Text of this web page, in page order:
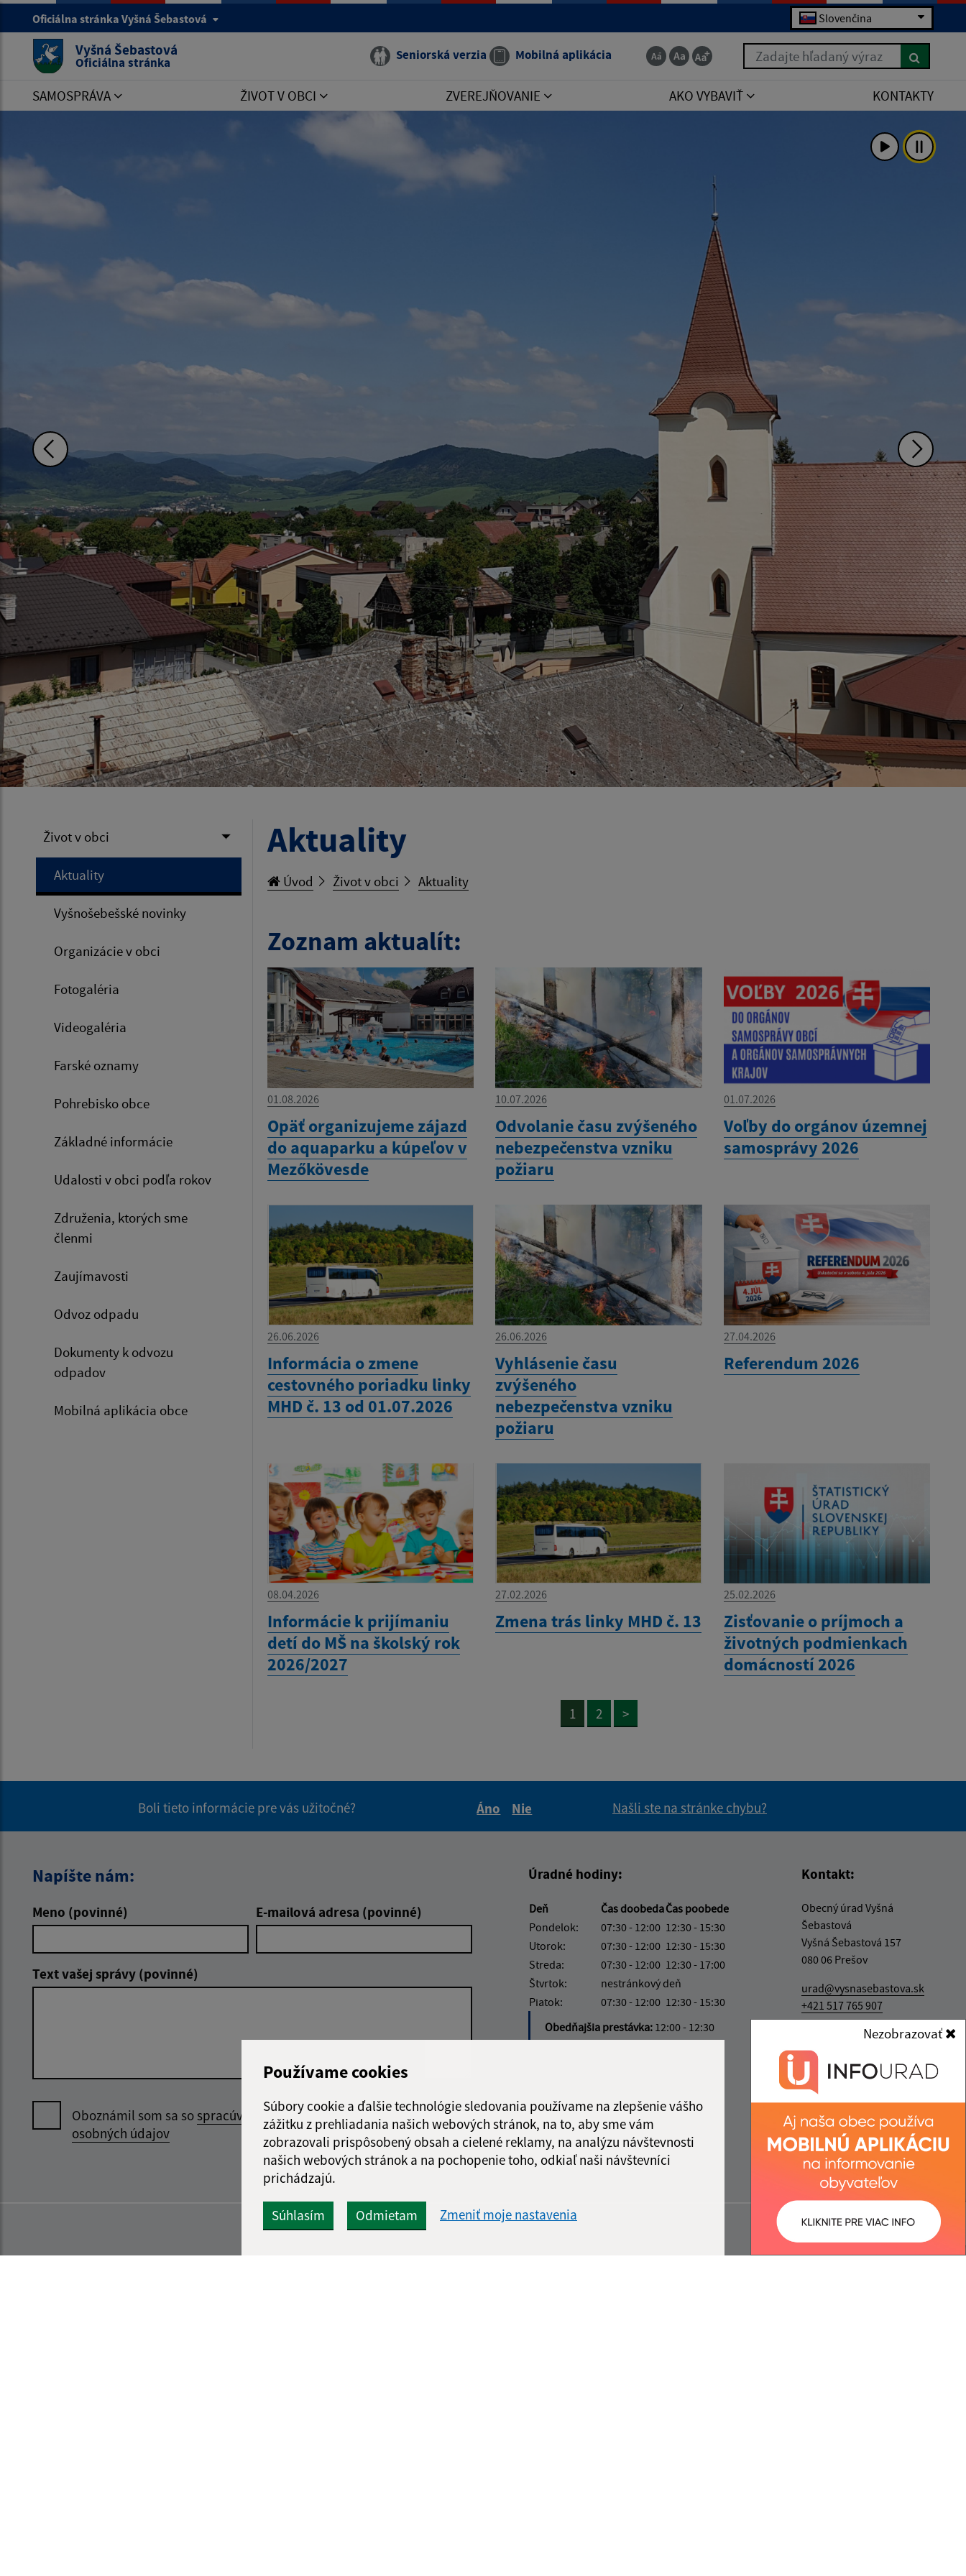
Používame cookies
Súbory cookie a ďalšie technológie sledovania používame na zlepšenie vášho
zážitku z prehliadania našich webových stránok, na to, aby sme vám
zobrazovali prispôsobený obsah a cielené reklamy, na analýzu návštevnosti
našich webových stránok a na pochopenie toho, odkiaľ naši návštevníci
prichádzajú.
Súhlasím Odmietam Zmeniť moje nastavenia
Nezobrazovať
Oficiálna stránka Vyšná Šebastová Slovenčina
Vyšná Šebastová
Oficiálna stránka Seniorská verzia Mobilná aplikácia Zadajte hľadaný výraz
SAMOSPRÁVA ŽIVOT V OBCI ZVEREJŇOVANIE AKO VYBAVIŤ KONTAKTY
Život v obci
Aktuality
Vyšnošebešské novinky
Organizácie v obci
Fotogaléria
Videogaléria
Farské oznamy
Pohrebisko obce
Základné informácie
Udalosti v obci podľa rokov
Združenia, ktorých sme
členmi
Zaujímavosti
Odvoz odpadu
Dokumenty k odvozu
odpadov
Mobilná aplikácia obce
Aktuality
Úvod Život v obci Aktuality
Zoznam aktualít:
01.08.2026
Opäť organizujeme zájazd
do aquaparku a kúpeľov v
Mezőkövesde
10.07.2026
Odvolanie času zvýšeného
nebezpečenstva vzniku
požiaru
01.07.2026
Voľby do orgánov územnej
samosprávy 2026
26.06.2026
Informácia o zmene
cestovného poriadku linky
MHD č. 13 od 01.07.2026
26.06.2026
Vyhlásenie času
zvýšeného
nebezpečenstva vzniku
požiaru
27.04.2026
Referendum 2026
08.04.2026
Informácie k prijímaniu
detí do MŠ na školský rok
2026/2027
27.02.2026
Zmena trás linky MHD č. 13
25.02.2026
Zisťovanie o príjmoch a
životných podmienkach
domácností 2026
1 2 >
Boli tieto informácie pre vás užitočné?
Áno
Nie
Našli ste na stránke chybu?
Napíšte nám:
Meno (povinné) E-mailová adresa (povinné)
Text vašej správy (povinné)
Oboznámil som sa sospracúvaním
osobných údajov
Google reCaptcha Response
Odoslať správu
Úradné hodiny:
Deň Čas doobedaČas poobede
Pondelok:
07:30 - 12:00 12:30 - 15:30
Utorok:
07:30 - 12:00 12:30 - 15:30
Streda:
07:30 - 12:00 12:30 - 17:00
Štvrtok:
nestránkový deň
Piatok:
07:30 - 12:00 12:30 - 15:30
Obedňajšia prestávka: 12:00 - 12:30
Kontakt:
Obecný úrad Vyšná
Šebastová
Vyšná Šebastová 157
080 06 Prešov
urad@vysnasebastova.sk
+421 517 765 907
IČO: 00328006